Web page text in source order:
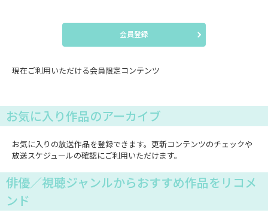
会員登録
現在ご利用いただける会員限定コンテンツ
お気に入り作品のアーカイブ
お気に入りの放送作品を登録できます。更新コンテンツのチェックや
放送スケジュールの確認にご利用いただけます。
俳優／視聴ジャンルからおすすめ作品をリコメ
ンド